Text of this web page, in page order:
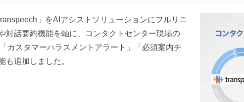
」をAIアシストソリューションにフルリニ
対話要約機能を軸に、コンタクトセンター現場の
カスタマーハラスメントアラート」「必須案内チ
も追加しました。